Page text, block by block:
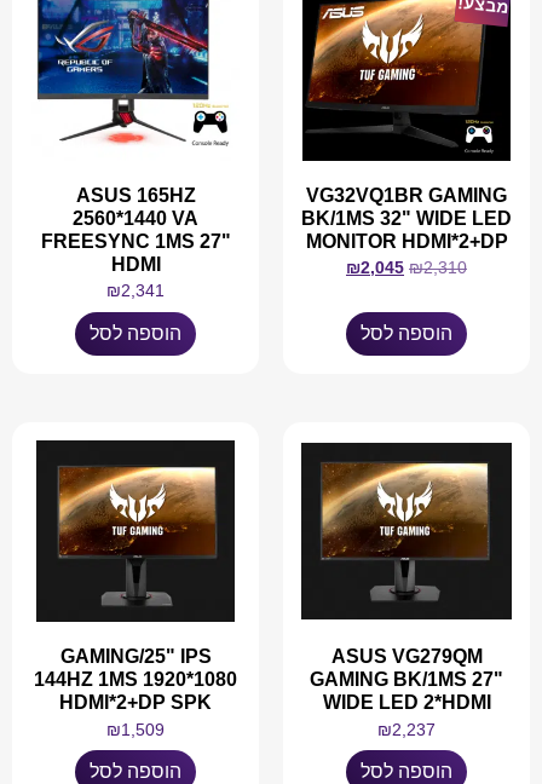
מבצע!
VG32VQ1BR GAMING
BK/1MS 32" WIDE LED
MONITOR HDMI*2+DP
₪2,310
₪2,045
הוספה לסל
ASUS 165HZ
2560*1440 VA
FREESYNC 1MS 27"
HDMI
₪2,341
הוספה לסל
ASUS VG279QM
GAMING BK/1MS 27"
WIDE LED 2*HDMI
₪2,237
הוספה לסל
GAMING/25" IPS
144HZ 1MS 1920*1080
HDMI*2+DP SPK
₪1,509
הוספה לסל